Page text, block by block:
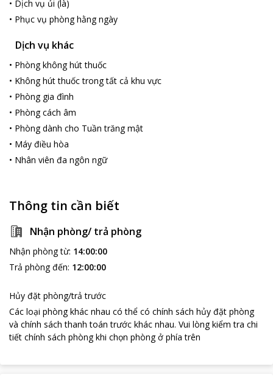
• Dịch vụ ủi (là)
• Phục vụ phòng hằng ngày
Dịch vụ khác
• Phòng không hút thuốc
• Không hút thuốc trong tất cả khu vực
• Phòng gia đình
• Phòng cách âm
• Phòng dành cho Tuần trăng mật
• Máy điều hòa
• Nhân viên đa ngôn ngữ
Thông tin cần biết
Nhận phòng/ trả phòng
Nhận phòng từ: 14:00:00
Trả phòng đến: 12:00:00
Hủy đặt phòng/trả trước
Các loại phòng khác nhau có thể có chính sách hủy đặt phòng
và chính sách thanh toán trước khác nhau. Vui lòng kiểm tra chi
tiết chính sách phòng khi chọn phòng ở phía trên